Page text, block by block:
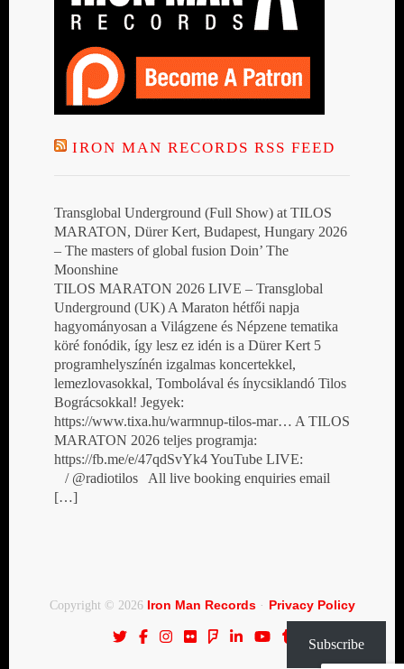
IRON MAN RECORDS RSS FEED
Transglobal Underground (Full Show) at TILOS
MARATON, Dürer Kert, Budapest, Hungary 2026
– The masters of global fusion Doin’ The
Moonshine
TILOS MARATON 2026 LIVE – Transglobal
Underground (UK) A Maraton hétfői napja
hagyományosan a Világzene és Népzene tematika
köré fonódik, így lesz ez idén is a Dürer Kert 5
programhelyszínén izgalmas koncertekkel,
lemezlovasokkal, Tombolával és ínycsiklandó Tilos
Bográcsokkal! Jegyek:
https://www.tixa.hu/warmnup-tilos-mar… A TILOS
MARATON 2026 teljes programja:
https://fb.me/e/47qdSvYk4 YouTube LIVE:
/ @radiotilos All live booking enquiries email
[…]
Copyright © 2026 Iron Man Records· Privacy Policy
Subscribe